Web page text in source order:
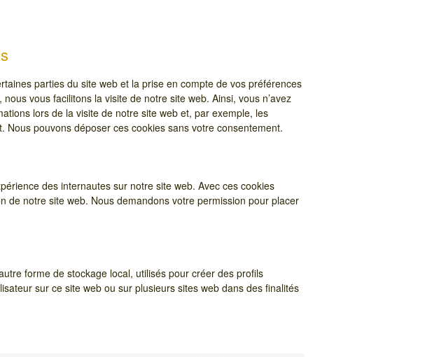
parties du site web et la prise en compte de vos préférences
vous facilitons la visite de notre site web. Ainsi, vous n’avez
lors de la visite de notre site web et, par exemple, les
pouvons déposer ces cookies sans votre consentement.
des internautes sur notre site web. Avec ces cookies
de notre site web. Nous demandons votre permission pour placer
forme de stockage local, utilisés pour créer des profils
sur ce site web ou sur plusieurs sites web dans des finalités